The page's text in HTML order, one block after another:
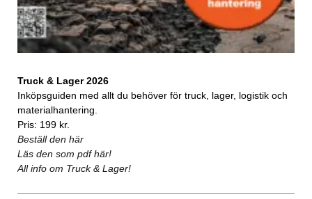
Truck & Lager 2026
Inköpsguiden med allt du behöver för truck, lager, logistik och
materialhantering.
Pris: 199 kr.
Beställ den här
Läs den som pdf här!
All info om Truck & Lager!